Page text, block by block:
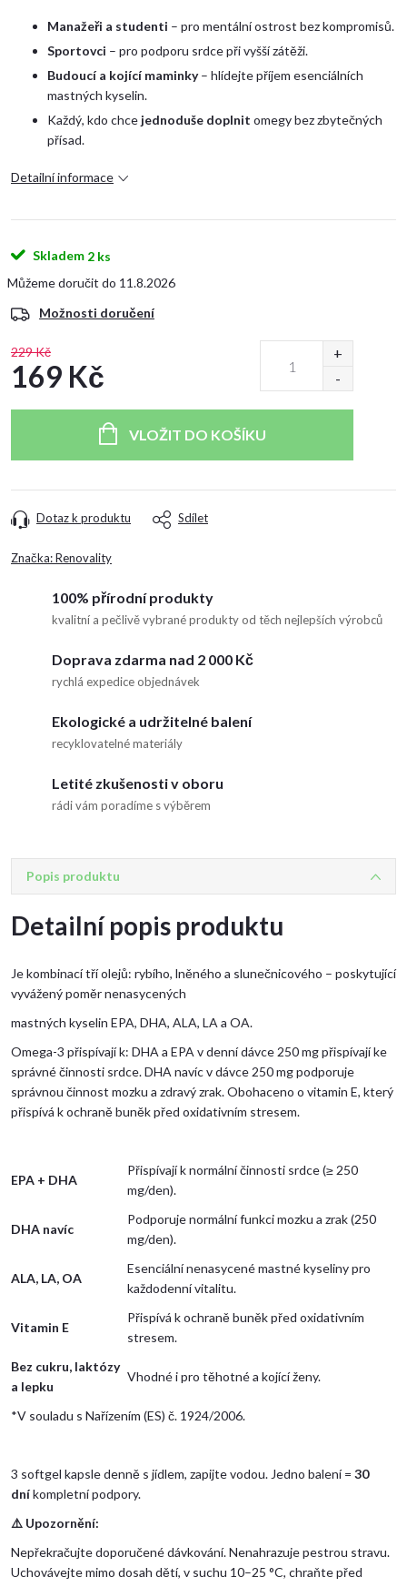
Manažeři a studenti – pro mentální ostrost bez kompromisů.
Sportovci – pro podporu srdce při vyšší zátěži.
Budoucí a kojící maminky – hlídejte příjem esenciálních
mastných kyselin.
Každý, kdo chce jednoduše doplnit omegy bez zbytečných
přísad.
Detailní informace
Skladem 2 ks
11.8.2026
Možnosti doručení
229 Kč
169 Kč
VLOŽIT DO KOŠÍKU
Dotaz k produktu Sdílet
Značka:Renovality
100% přírodní produkty
kvalitní a pečlivě vybrané produkty od těch nejlepších výrobců
Doprava zdarma nad 2 000 Kč
rychlá expedice objednávek
Ekologické a udržitelné balení
recyklovatelné materiály
Letité zkušenosti v oboru
rádi vám poradíme s výběrem
Popis produktu
Detailní popis produktu
Je kombinací tří olejů: rybího, lněného a slunečnicového – poskytující
vyvážený poměr nenasycených
mastných kyselin EPA, DHA, ALA, LA a OA.
Omega-3 přispívají k: DHA a EPA v denní dávce 250 mg přispívají ke
správné činnosti srdce. DHA navíc v dávce 250 mg podporuje
správnou činnost mozku a zdravý zrak. Obohaceno o vitamin E, který
přispívá k ochraně buněk před oxidativním stresem.
EPA + DHA
Přispívají k normální činnosti srdce (≥ 250
mg/den).
DHA navíc
Podporuje normální funkci mozku a zrak (250
mg/den).
ALA, LA, OA
Esenciální nenasycené mastné kyseliny pro
každodenní vitalitu.
Vitamin E
Přispívá k ochraně buněk před oxidativním
stresem.
Bez cukru, laktózy
a lepku
Vhodné i pro těhotné a kojící ženy.
*V souladu s Nařízením (ES) č. 1924/2006.
3 softgel kapsle denně s jídlem, zapijte vodou. Jedno balení = 30
dníkompletní podpory.
⚠️ Upozornění:
Nepřekračujte doporučené dávkování. Nenahrazuje pestrou stravu.
Uchovávejte mimo dosah dětí, v suchu 10–25 °C, chraňte před